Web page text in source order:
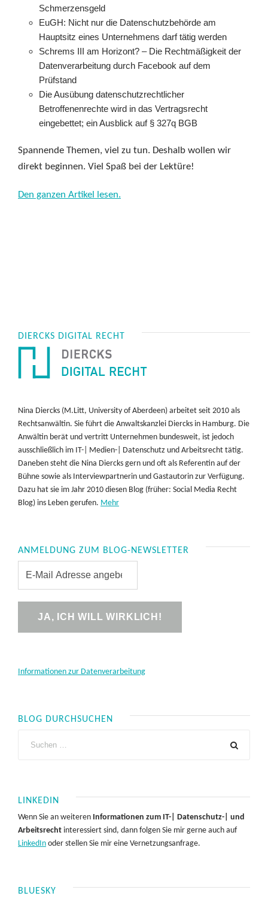
Schmerzensgeld
EuGH: Nicht nur die Datenschutzbehörde am
Hauptsitz eines Unternehmens darf tätig werden
Schrems III am Horizont? – Die Rechtmäßigkeit der
Datenverarbeitung durch Facebook auf dem
Prüfstand
Die Ausübung datenschutzrechtlicher
Betroffenenrechte wird in das Vertragsrecht
eingebettet; ein Ausblick auf § 327q BGB
Spannende Themen, viel zu tun. Deshalb wollen wir
direkt beginnen. Viel Spaß bei der Lektüre!
Den ganzen Artikel lesen.
DIERCKS DIGITAL RECHT
Nina Diercks (M.Litt, University of Aberdeen) arbeitet seit 2010 als
Rechtsanwältin. Sie führt die Anwaltskanzlei Diercks in Hamburg. Die
Anwältin berät und vertritt Unternehmen bundesweit, ist jedoch
ausschließlich im IT-| Medien-| Datenschutz und Arbeitsrecht tätig.
Daneben steht die Nina Diercks gern und oft als Referentin auf der
Bühne sowie als Interviewpartnerin und Gastautorin zur Verfügung.
Dazu hat sie im Jahr 2010 diesen Blog (früher: Social Media Recht
Blog) ins Leben gerufen. Mehr
ANMELDUNG ZUM BLOG-NEWSLETTER
Informationen zur Datenverarbeitung
BLOG DURCHSUCHEN
LINKEDIN
Wenn Sie an weiteren Informationen zum IT-| Datenschutz-| und
Arbeitsrecht interessiert sind, dann folgen Sie mir gerne auch auf
LinkedIn oder stellen Sie mir eine Vernetzungsanfrage.
BLUESKY